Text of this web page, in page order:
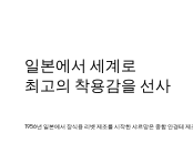
일본에서 세계로
최고의 착용감을 선사
1956년 일본에서 장식용 리벳 제조를 시작한 샤르망은 종합 안경테